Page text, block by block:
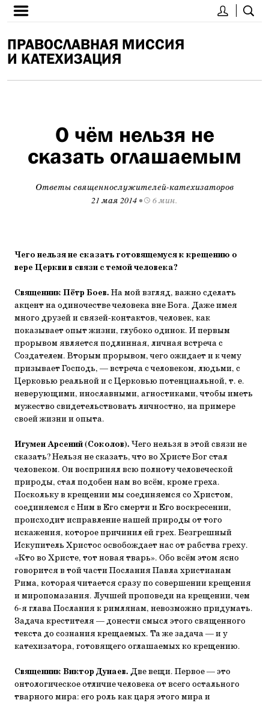
ПРАВОСЛАВНАЯ МИССИЯ
И КАТЕХИЗАЦИЯ
О чём нельзя не
сказать оглашаемым
Ответы священнослужителей-катехизаторов
21 мая 2014 • 6 мин.
Чего нельзя не сказать готовящемуся к крещению о
вере Церкви в связи с темой человека?
Священник Пётр Боев. На мой взгляд, важно сделать
акцент на одиночестве человека вне Бога. Даже имея
много друзей и связей-контактов, человек, как
показывает опыт жизни, глубоко одинок. И первым
прорывом является подлинная, личная встреча с
Создателем. Вторым прорывом, чего ожидает и к чему
призывает Господь, — встреча с человеком, людьми, с
Церковью реальной и с Церковью потенциальной, т. е.
неверующими, инославными, агностиками, чтобы иметь
мужество свидетельствовать личностно, на примере
своей жизни и опыта.
Игумен Арсений (Соколов). Чего нельзя в этой связи не
сказать? Нельзя не сказать, что во Христе Бог стал
человеком. Он воспринял всю полноту человеческой
природы, стал подобен нам во всём, кроме греха.
Поскольку в крещении мы соединяемся со Христом,
соединяемся с Ним в Его смерти и Его воскресении,
происходит исправление нашей природы от того
искажения, которое причинил ей грех. Безгрешный
Искупитель Христос освобождает нас от рабства греху.
«Кто во Христе, тот новая тварь». Обо всём этом ясно
говорится в той части Послания Павла христианам
Рима, которая читается сразу по совершении крещения
и миропомазания. Лучшей проповеди на крещении, чем
6-я глава Послания к римлянам, невозможно придумать.
Задача крестителя — донести смысл этого священного
текста до сознания крещаемых. Та же задача — и у
катехизатора, готовящего оглашаемых ко крещению.
Священник Виктор Дунаев. Две вещи. Первое — это
онтологическое отличие человека от всего остального
тварного мира: его роль как царя этого мира и